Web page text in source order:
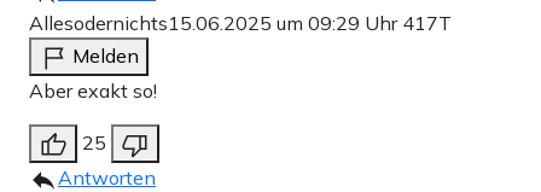
Allesodernichts15.06.2025 um 09:29 Uhr 417T
Melden
Aber exakt so!
25
Antworten